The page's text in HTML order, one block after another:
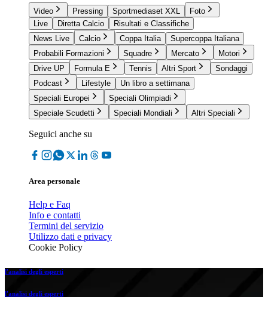
Video Pressing Sportmediaset XXL
Foto
Live
Diretta Calcio
Risultati e Classifiche
News Live
Calcio Coppa Italia
Supercoppa Italiana
Probabili Formazioni
Squadre Mercato
Motori
Drive UP
Formula E Tennis Altri Sport
Sondaggi
Podcast
Lifestyle
Un libro a settimana
Speciali Europei
Speciali Olimpiadi
Speciale Scudetti
Speciali Mondiali Altri Speciali
Seguici anche su
Area personale
Help e Faq
Info e contatti
Termini del servizio
Utilizzo dati e privacy
Cookie Policy
l'analisi degli esperti
l'analisi degli esperti